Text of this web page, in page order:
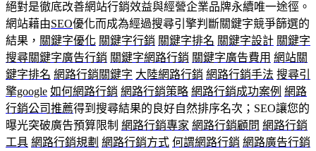
絕對是徹底改善網站行銷效益與經營企業品牌永續唯一途徑。
網站藉由SEO優化而成為經過搜尋引擎判斷關鍵字競爭篩選的
結果， 關鍵字優化 關鍵字行銷 關鍵字排名 關鍵字設計 關鍵字
搜尋關鍵字廣告行銷 關鍵字網路行銷 關鍵字廣告費用 網站關
鍵字排名 網路行銷關鍵字 大陸網路行銷 網路行銷手法 搜尋引
擎google 如何網路行銷 網路行銷策略 網路行銷成功案例 網路
行銷公司推薦得到搜尋結果的良好自然排序名次；SEO讓您的
曝光突破廣告預算限制 網路行銷專家 網路行銷顧問 網路行銷
工具 網路行銷規劃 網路行銷方式 何謂網路行銷 網路廣告行銷